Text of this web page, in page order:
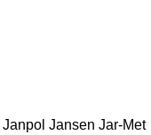
Janpol Jansen Jar-Met